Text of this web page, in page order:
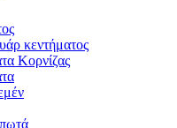
κεντήματος
Κορνίζας